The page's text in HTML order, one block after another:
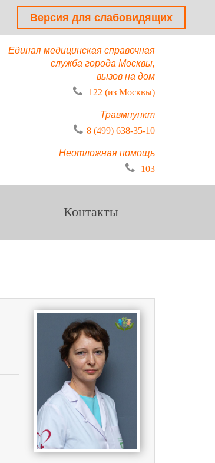
Версия для слабовидящих
Единая медицинская справочная
служба города Москвы,
вызов на дом
122 (из Москвы)
Травмпункт
8 (499) 638-35-10
Неотложная помощь
103
Контакты